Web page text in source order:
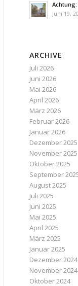
Juni 19,
ARCHIVE
Juli 2026
Juni 2026
Mai 2026
April 2026
März 2026
Februar 2026
Januar 2026
Dezember 2025
November 2025
Oktober 2025
September
August 2025
Juli 2025
Juni 2025
Mai 2025
April 2025
März 2025
Januar 2025
Dezember 2024
November 2024
Oktober 2024